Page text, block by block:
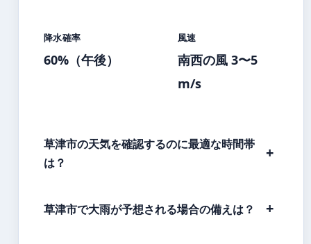
降水確率
60%（午後）
風速
南西の風 3〜5
m/s
草津市の天気を確認するのに最適な時間帯
は？
草津市で大雨が予想される場合の備えは？